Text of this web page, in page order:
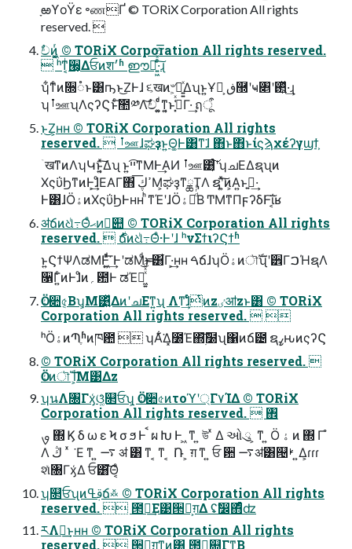
ָఱϒοΫε ৽ணҐ © TORiX Corporation All rights
reserved. 
ࣥචͷ͖͔͚ͬ © TORiX Corporation All rights reserved.
 ʰͳ͔ͥ੠͕͔͔Δਓͷश׳ʱ ഈಡ͍͖ͤͯͨͩ͞·ͨ͠ɻ
ʮ͋ͳͨͷ૝૾ͱ͸ҧ͏ͱ͜ΖͰɺ ૬खͷ৺͕ಈ͍͍ͯΔʯͱ͍͏Ұจ͕ ڧ྽ʹҹ৅ʹ࢒͍ͬͯ·͢ɻ
ʮࡶஊʯΛςʔϚͱͨ͠಺༰Λࣥ͝ච ͍͚ͨͩͳ͍͔ͱߟ͓͑ͯΓ·͢ ฤूऀ
ͱ͜Ζ͕ʜʜ © TORiX Corporation All rights
reserved.  ࡶஊɺಘҙͱ͍͏Θ͚Ͱ͸ͳ͘ɺ ΋ͱ΋ͱίϛϡχέʔγϣϯ͕
ۤखͳͷΛʮԿͱ͔͍ͯ͠Δʯ ͱ͍͏ײ͡ͳΜͰ͢ΑͶ ࡶஊ͸͔ͨ͠ʹʮചΕΔຊʯͷ
ΧςΰϦͳͷͰ͕͢ɺͦΕΑΓ΋ ߴڮ͞Μ͕ಘҙͳྖҬΛ ຊʹ͍ͯ͘͠ͷ͕Α͍ͱࢥ͍·͢
Ͱ͸ɺӦۀͷΧςΰϦͰʜʜ ͪͳΈʹɺӦۀຊͩͬͨΒ ͲΜͳΠϝʔδͰ͠ΐ͏͔ʁ
ॳճͷଧͪ߹Θͤޙͷ॓୊ © TORiX Corporation All rights
reserved.  ࣍ճͷଧͪ߹Θͤ·Ͱʹɺ ʰνΣϯιʔϚϯʱ
ͱ͍͏ϚϯΨΛಡΜͰ͖͍ͯͩ͘͞ ͢ͰʹಡΜͩ͜ͱ͸͋Γ·͕͢ʜʜ ࠓճɺʮӦۀͷৗࣝʯʹ੾ΓࠐΉຊΛ
૑Γ͍ͨͷͰɺͦͷ؍఺Ͱ ಡΈฦ͖͍ͯͯͩ͘͠͞
Corporation All rights reserved.  
ʰӦۀͷՊֶʱͷཁ఺  ʮΑ͋͘Δ͓೰Έ΍࣭͝໰ʯ΁ͷճ౴ ຊߨԋͷςʔϚ
© TORiX Corporation All rights reserved. 
Ӧۀͷৗࣝ l͕Μ͹Δz
ʮนΛ৐Γӽ͑ଓ͚ͨ௒ਓʯ͕ Ӧۀ૊৫ͷτοϓʹ্Γ٧ΊΔ © TORiX
Corporation All rights reserved.  ঎
ࡐ ΍ Ϗ δ ω ε Ϟ σ ϧ Ͱ ࠩ ผ Խ Ͱ ͖ ͳ ͍ উ ͯ Δ ઓ ུ ͕ ͳ ͍ Ӧ ۀ ͷ ΍ Γ ํ
Λ ڭ ͑ ͯ ͘ Ε ͳ ͍ ࠷ ॳ ͸ ͳ ͔ ͳ ͔ ݁ Ռ ͕ ग़ ͳ ͍ ਓ ਺ ࠷ॳ͸୔ࢁ ͍Δ͕ɾɾɾ
શͯ৐Γӽ͑Δ ਓ͸͘͝Θ͔ͣ
ʮ௒ਓʯͷࢥߟճ࿏ © TORiX Corporation All rights
reserved.  ౒ྗ͢Ε͹੒Ռ͕ग़Δ ʢࣗ෼΋ͦ͏ͩͬͨʣ
ཪΛฦ͢ͱʜʜ © TORiX Corporation All rights
reserved.  ੒Ռ͕ग़ͳ͍ͷ͸ ౒ྗ͕଍Γͳ͍͔Β